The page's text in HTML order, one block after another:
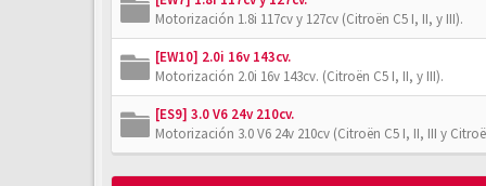
Motorización 1.8i 117cv y 127cv (Citroën C5 I, II, y III).
[EW10] 2.0i 16v 143cv.
Motorización 2.0i 16v 143cv. (Citroën C5 I, II, y III).
[ES9] 3.0 V6 24v 210cv.
Motorización 3.0 V6 24v 210cv (Citroën C5 I, II, III y